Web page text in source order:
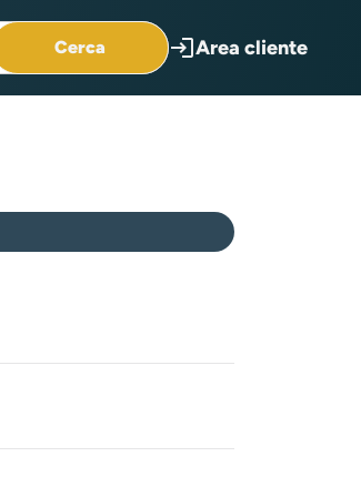
Cerca loginArea cliente